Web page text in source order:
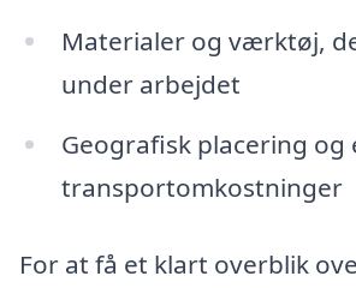
Materialer og værktøj,
under arbejdet
Geografisk placering og
transportomkostninger
For at få et klart overblik